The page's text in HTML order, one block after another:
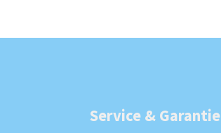
Service & Garantie